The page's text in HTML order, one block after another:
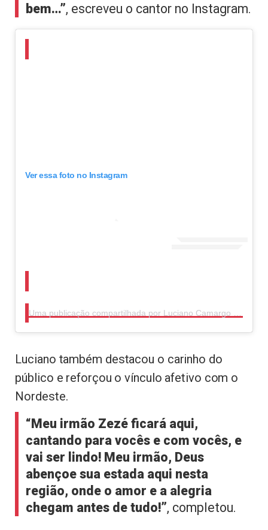
bem…”, escreveu o cantor no Instagram.
Ver essa foto no Instagram
Luciano também destacou o carinho do
público e reforçou o vínculo afetivo com o
Nordeste.
“Meu irmão Zezé ficará aqui,
cantando para vocês e com vocês, e
vai ser lindo! Meu irmão, Deus
abençoe sua estada aqui nesta
região, onde o amor e a alegria
chegam antes de tudo!”, completou.